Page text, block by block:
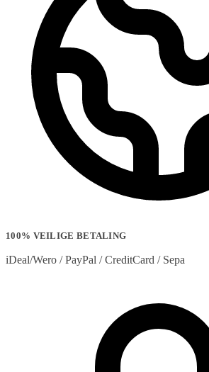
100% VEILIGE BETALING
iDeal/Wero / PayPal / CreditCard / Sepa